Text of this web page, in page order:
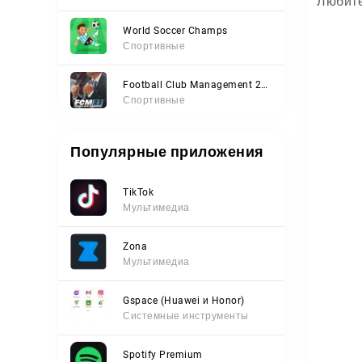
World Soccer Champs
Спортивные
Football Club Management 2023
Спортивные
Популярные приложения
TikTok
Мультимедиа
Zona
Мультимедиа
Gspace (Huawei и Honor)
Системные инструменты
Spotify Premium